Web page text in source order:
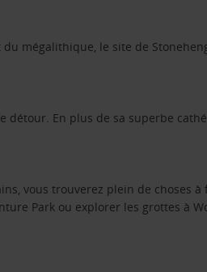
mégalithique, le site de
détour. En plus de sa superbe
vous trouverez plein de choses
Park ou explorer les grottes à